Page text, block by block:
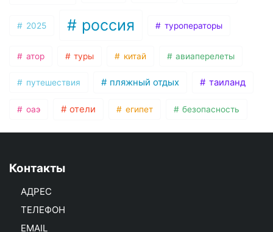
2025 россия туроператоры
атор туры китай авиаперелеты
путешествия пляжный отдых таиланд
оаэ отели египет безопасность
Контакты
АДРЕС
ТЕЛЕФОН
EMAIL